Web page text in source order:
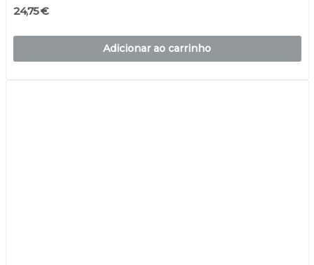
24,75 €
Adicionar ao carrinho